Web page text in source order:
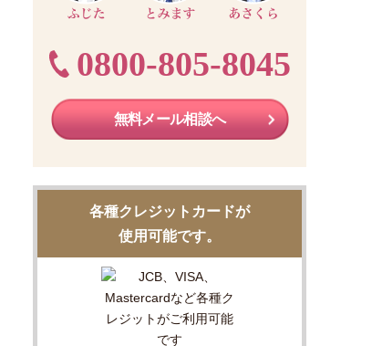
0800-805-8045
無料メール相談へ
各種クレジットカードが
使用可能です。